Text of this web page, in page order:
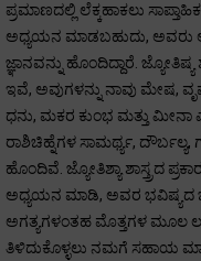
ಪ್ರಮಾಣದಲ್ಲಿ ಲೆಕ್ಕಹಾಕಲು
ಅಧ್ಯಯನ ಮಾಡಬಹುದು, ಅವರು
ಜ್ಞಾನವನ್ನು ಹೊಂದಿದ್ದಾರೆ. ಜ್ಯೋತಿಷ್ಯ
ಇವೆ, ಅವುಗಳನ್ನು ನಾವು ಮೇಷ,
ಧನು, ಮಕರ ಕುಂಭ ಮತ್ತು ಮೀನಾ
ರಾಶಿಚಿಹ್ನೆಗಳ ಸಾಮರ್ಥ್ಯ, ದೌರ್ಬಲ್ಯ,
ಹೊಂದಿವೆ. ಜ್ಯೋತಿಶ್ಯಾ ಶಾಸ್ತ್ರದ
ಅಧ್ಯಯನ ಮಾಡಿ, ಅವರ ಭವಿಷ್ಯದ
ಅಗತ್ಯಗಳಂತಹ ಮೊತ್ತಗಳ ಮೂಲ
ತಿಳಿದುಕೊಳ್ಳಲು ನಮಗೆ ಸಹಾಯ